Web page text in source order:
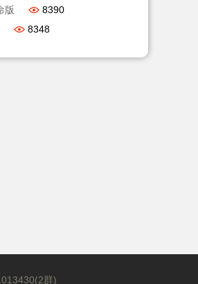
版
8390
8348
群)